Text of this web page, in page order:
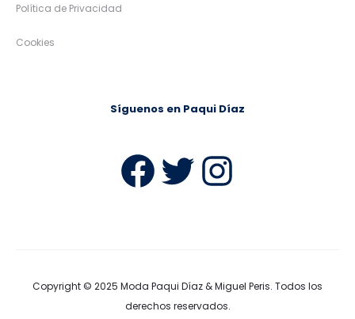
Política de Privacidad
Cookies
Síguenos en Paqui Díaz
Facebook
Twitter
Copyright © 2025 Moda Paqui Díaz & Miguel Peris. Todos los
derechos reservados.